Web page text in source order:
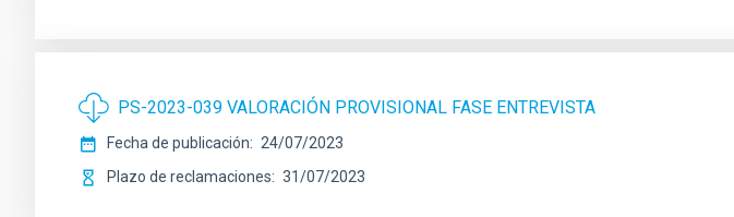
PS-2023-039 VALORACIÓN PROVISIONAL FASE ENTREVISTA
Fecha de publicación
24/07/2023
Plazo de reclamaciones
31/07/2023